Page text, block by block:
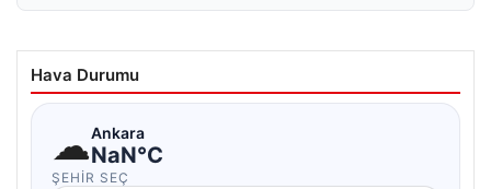
Hava Durumu
☁Ankara
NaN°C
ŞEHIR SEÇ